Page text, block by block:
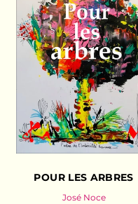
POUR LES ARBRES
José Noce